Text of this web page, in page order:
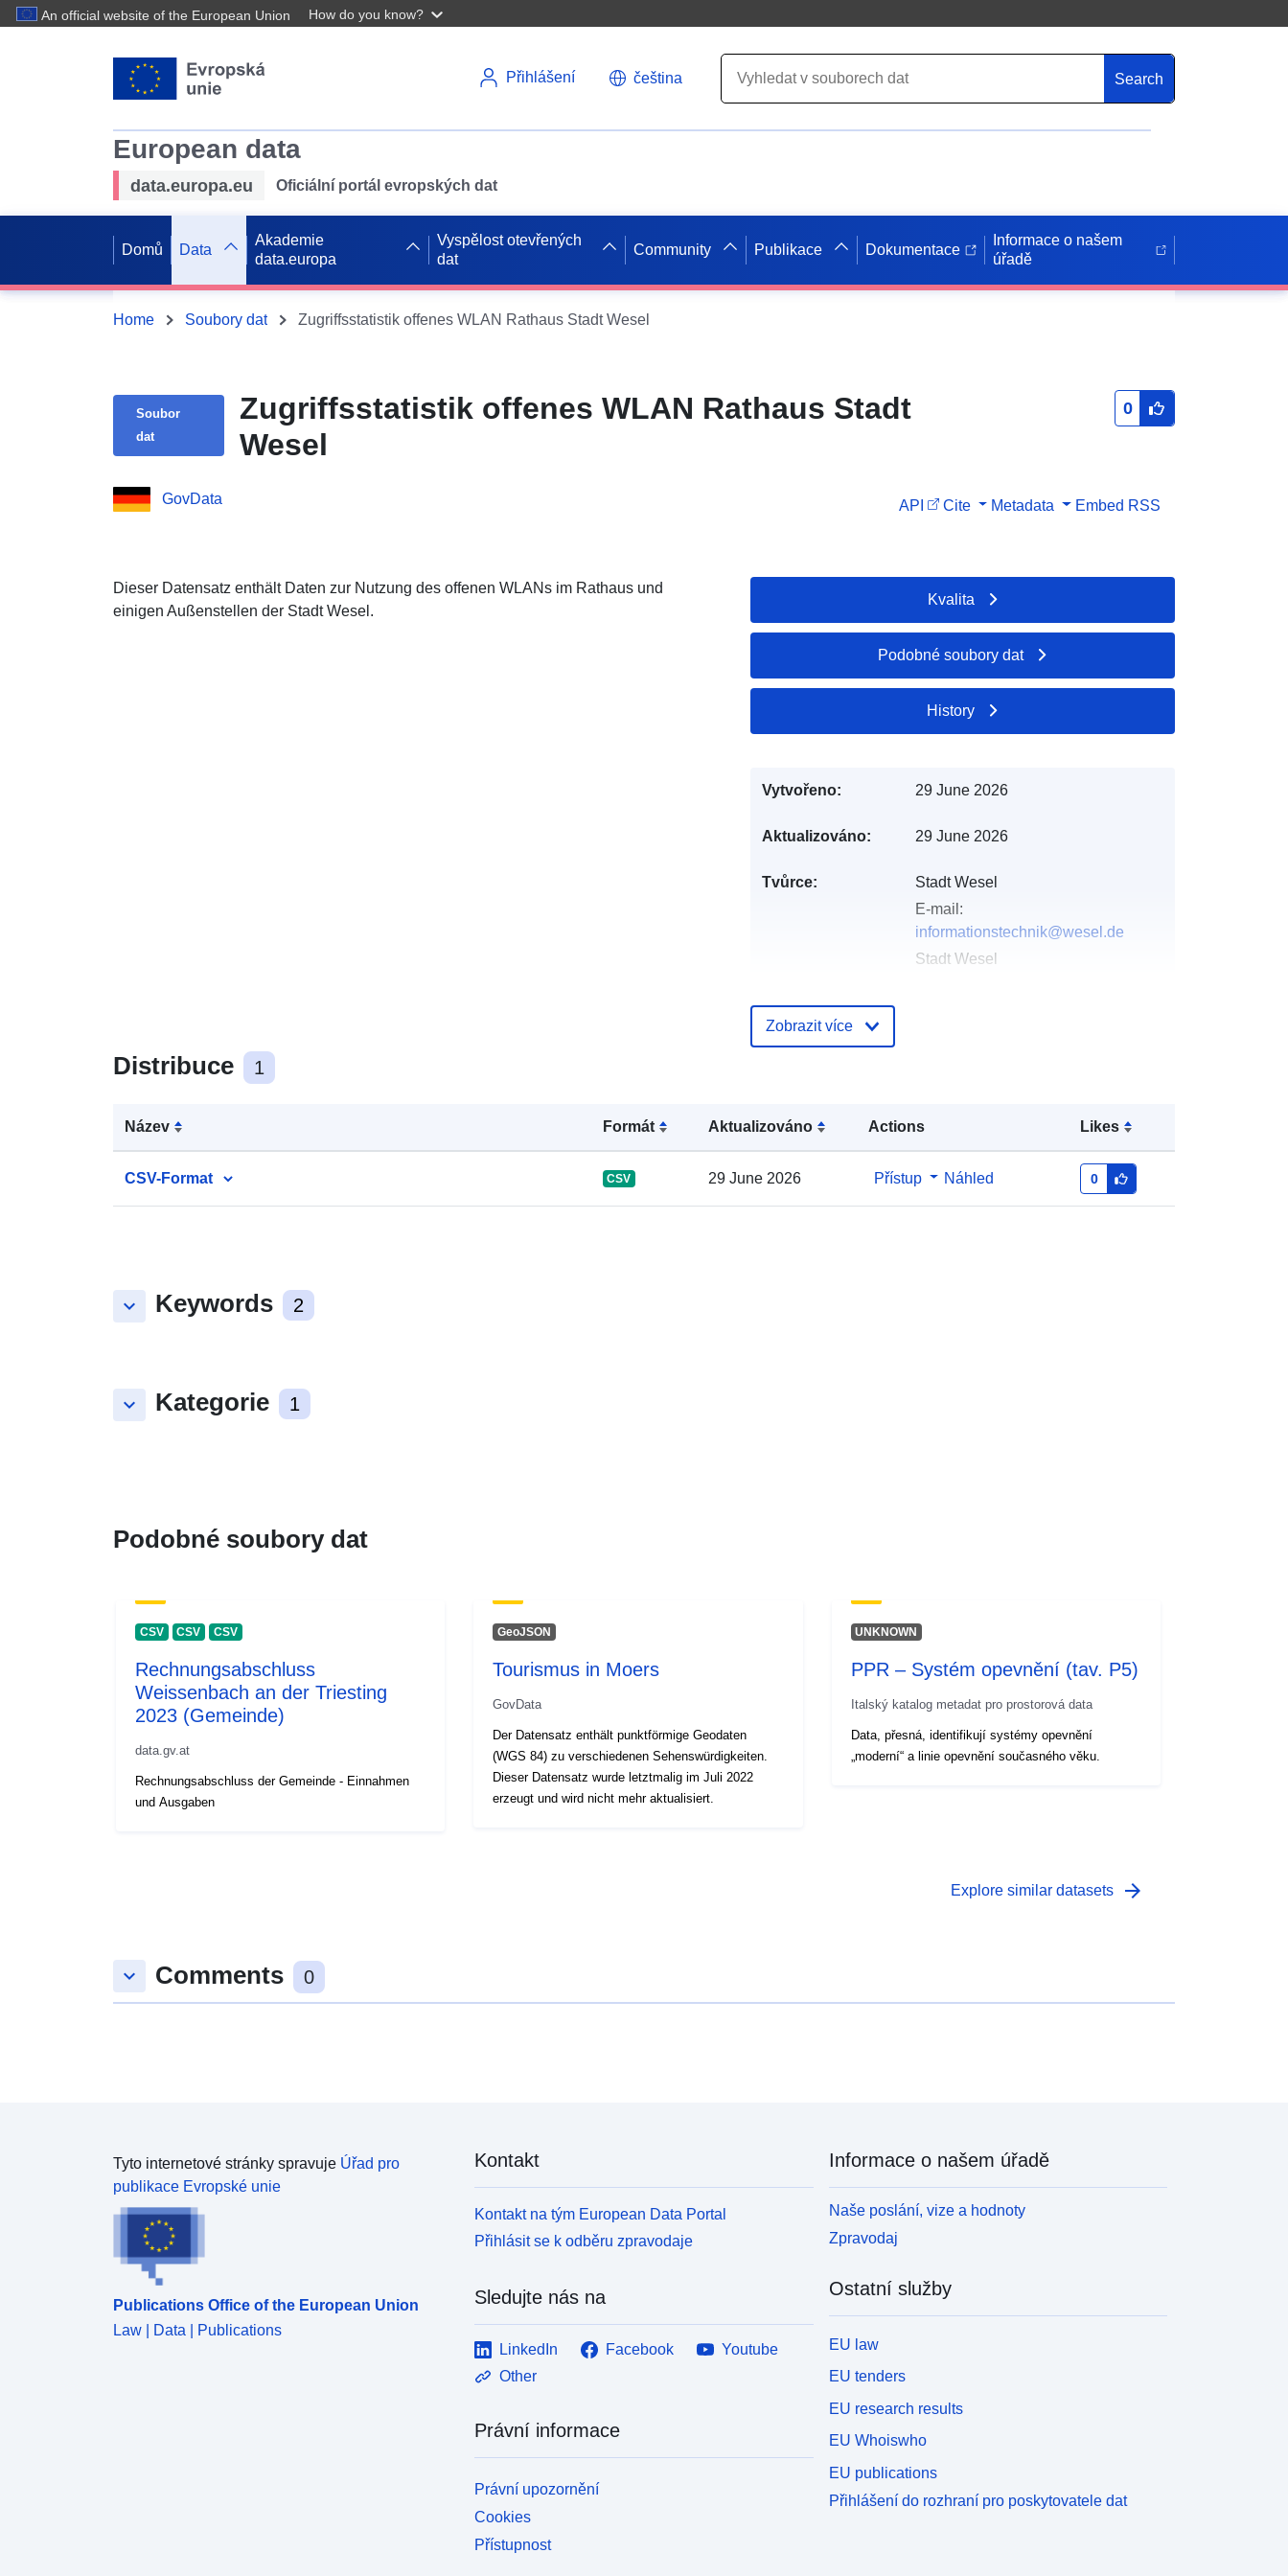
An official website of the European Union How do you know?
Přihlášení čeština Search
European data
data.europa.eu Oficiální portál evropských dat
Domů Data
Akademie
data.europa
Vyspělost otevřených
dat
Community Publikace Dokumentace
Informace o našem
úřadě
Home Soubory dat Zugriffsstatistik offenes WLAN Rathaus Stadt Wesel
Soubor
dat
Zugriffsstatistik offenes WLAN Rathaus Stadt
Wesel
0
GovData API Cite Metadata Embed RSS
Dieser Datensatz enthält Daten zur Nutzung des offenen WLANs im Rathaus und
einigen Außenstellen der Stadt Wesel.
Distribuce 1
Název Formát Aktualizováno Actions Likes
CSV-Format CSV 29 June 2026 Přístup Náhled 0
keyboard_arrow_down Keywords 2
keyboard_arrow_down Kategorie 1
Kvalita
Podobné soubory dat
History
Vytvořeno: 29 June 2026
Aktualizováno: 29 June 2026
Tvůrce:
Stadt Wesel
E-mail:
informationstechnik@wesel.de
Stadt Wesel
Vydavatel: Offenesdatenportal
Kontaktní místa:
Team Informationstechnik
E-mail:
Zobrazit více
Podobné soubory dat
CSV CSV CSV
Rechnungsabschluss
Weissenbach an der Triesting
2023 (Gemeinde)
data.gv.at
Rechnungsabschluss der Gemeinde - Einnahmen
und Ausgaben
GeoJSON
Tourismus in Moers
GovData
Der Datensatz enthält punktförmige Geodaten
(WGS 84) zu verschiedenen Sehenswürdigkeiten.
Dieser Datensatz wurde letztmalig im Juli 2022
erzeugt und wird nicht mehr aktualisiert.
UNKNOWN
PPR – Systém opevnění (tav. P5)
Italský katalog metadat pro prostorová data
Data, přesná, identifikují systémy opevnění
„moderní“ a linie opevnění současného věku.
Explore similar datasets arrow_forward
keyboard_arrow_down Comments 0
Tyto internetové stránky spravuje Úřad pro
publikace Evropské unie
Publications Office of the European Union
Law | Data | Publications
Kontakt
Kontakt na tým European Data Portal
Přihlásit se k odběru zpravodaje
Sledujte nás na
LinkedIn Facebook
Youtube
Other
Právní informace
Právní upozornění
Cookies
Přístupnost
Informace o našem úřadě
Naše poslání, vize a hodnoty
Zpravodaj
Ostatní služby
EU law
EU tenders
EU research results
EU Whoiswho
EU publications
Přihlášení do rozhraní pro poskytovatele dat